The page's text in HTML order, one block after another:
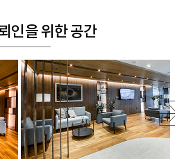
전문변호사
스피싱변호사
인을 위한 공간